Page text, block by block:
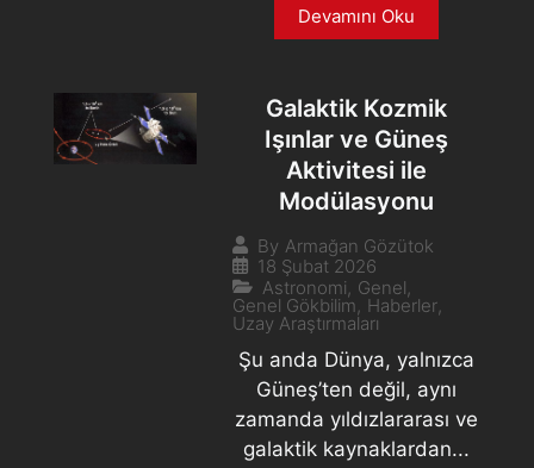
Devamını Oku
Galaktik Kozmik
Işınlar ve Güneş
Aktivitesi ile
Modülasyonu
By Armağan Gözütok
18 Şubat 2026
Astronomi Genel
Genel Gökbilim Haberler
Uzay Araştırmaları
Şu anda Dünya, yalnızca
Güneş’ten değil, aynı
zamanda yıldızlararası ve
galaktik kaynaklardan...